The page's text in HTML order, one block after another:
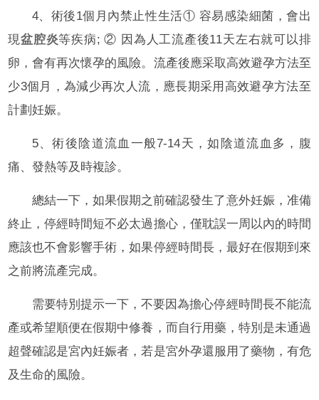
4、術後1個月內禁止性生活① 容易感染細菌，會出
現盆腔炎等疾病; ② 因為人工流產後11天左右就可以排
卵，會有再次懷孕的風險。流產後應采取高效避孕方法至
少3個月，為減少再次人流，應長期采用高效避孕方法至
計劃妊娠。
5、術後陰道流血一般7-14天，如陰道流血多，腹
痛、發熱等及時複診。
總結一下，如果假期之前確認發生了意外妊娠，准備
終止，停經時間短不必太過擔心，僅耽誤一周以內的時間
應該也不會影響手術，如果停經時間長，最好在假期到來
之前將流產完成。
需要特別提示一下，不要因為擔心停經時間長不能流
產或希望順便在假期中修養，而自行用藥，特別是未通過
超聲確認是宮內妊娠者，若是宮外孕還服用了藥物，有危
及生命的風險。